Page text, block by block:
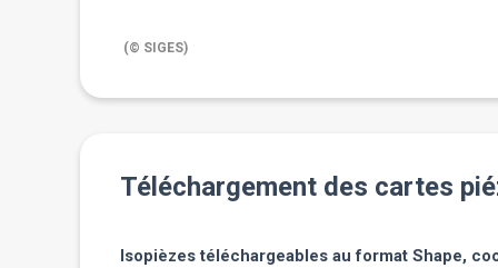
(© SIGES)
Téléchargement des cartes
Isopièzes téléchargeables au format Shape,